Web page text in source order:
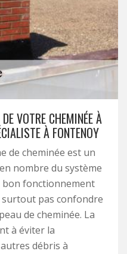
VOTRE CHEMINÉE À
À FONTENOY
de cheminée est un
nombre du système
bon fonctionnement
surtout pas confondre
de cheminée. La
à éviter la
débris à